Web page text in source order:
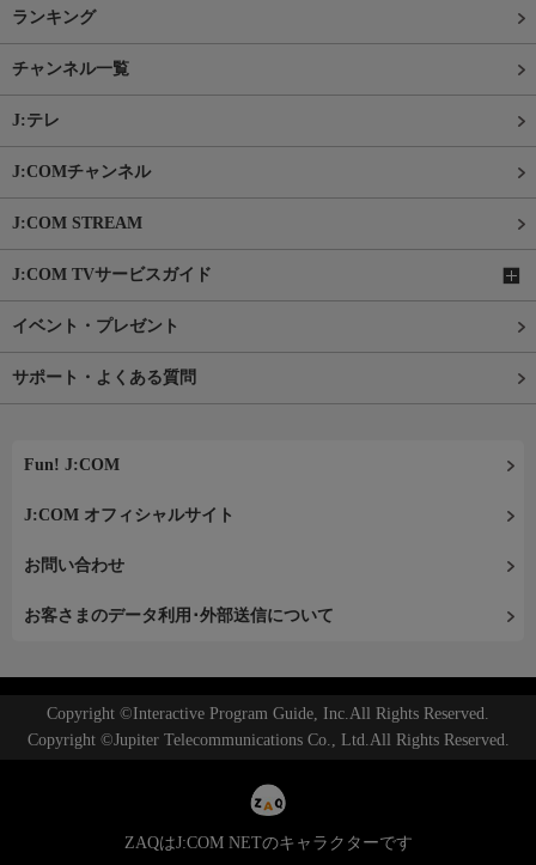
ランキング
チャンネル一覧
J:テレ
J:COMチャンネル
J:COM STREAM
J:COM TVサービスガイド
イベント・プレゼント
サポート・よくある質問
Fun! J:COM
J:COM オフィシャルサイト
お問い合わせ
お客さまのデータ利用･外部送信について
Copyright ©Interactive Program Guide, Inc.All Rights Reserved.
Copyright ©Jupiter Telecommunications Co., Ltd.All Rights Reserved.
ZAQはJ:COM NETのキャラクターです